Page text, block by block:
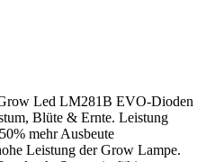
Led LM281B EVO-Dioden
Blüte & Ernte. Leistung
mehr Ausbeute
Leistung der Grow Lampe.